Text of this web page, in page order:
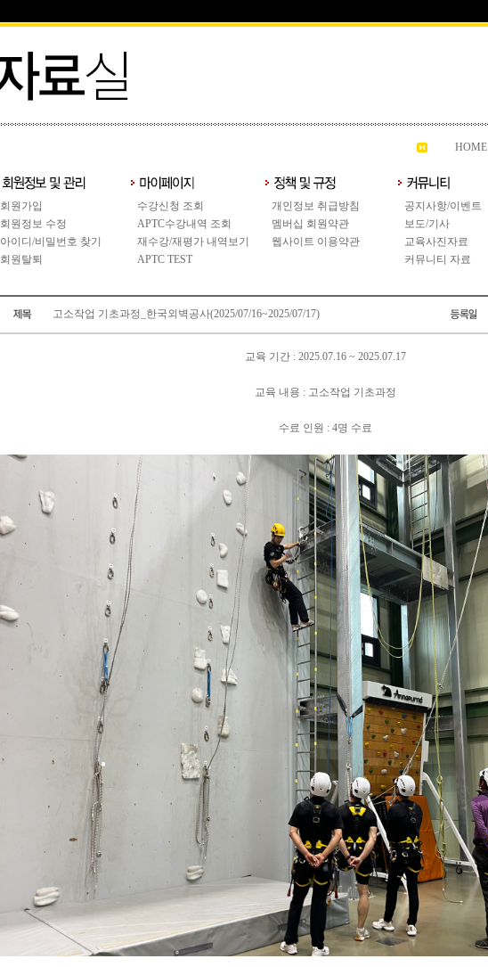
HOME
회원가입
회원정보 수정
아이디/비밀번호 찾기
회원탈퇴
수강신청 조회
APTC수강내역 조회
재수강/재평가 내역보기
APTC TEST
개인정보 취급방침
멤버십 회원약관
웹사이트 이용약관
공지사항/이벤트
보도/기사
교육사진자료
커뮤니티 자료
고소작업 기초과정_한국외벽공사(2025/07/16~2025/07/17)
교육 기간 : 2025.07.16 ~ 2025.07.17
교육 내용 : 고소작업 기초과정
수료 인원 : 4명 수료